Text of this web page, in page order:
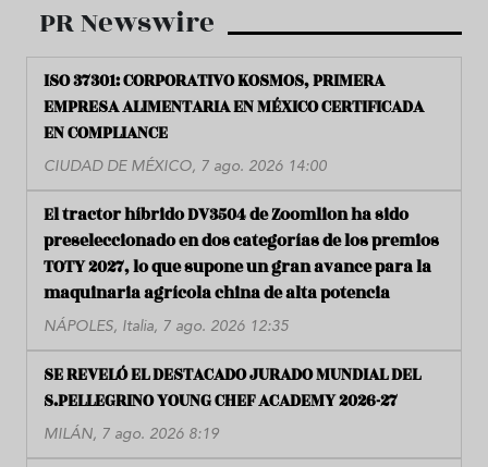
PR Newswire
ISO 37301: CORPORATIVO KOSMOS, PRIMERA
EMPRESA ALIMENTARIA EN MÉXICO CERTIFICADA
EN COMPLIANCE
CIUDAD DE MÉXICO, 7 ago. 2026 14:00
El tractor híbrido DV3504 de Zoomlion ha sido
preseleccionado en dos categorías de los premios
TOTY 2027, lo que supone un gran avance para la
maquinaria agrícola china de alta potencia
NÁPOLES, Italia, 7 ago. 2026 12:35
SE REVELÓ EL DESTACADO JURADO MUNDIAL DEL
S.PELLEGRINO YOUNG CHEF ACADEMY 2026-27
MILÁN, 7 ago. 2026 8:19